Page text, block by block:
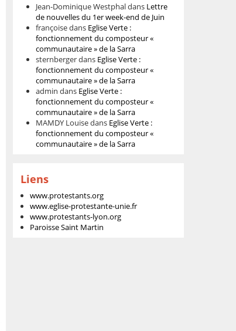
Jean-Dominique Westphaldans Lettre
de nouvelles du 1er week-end de Juin
françoisedans Eglise Verte :
fonctionnement du composteur «
communautaire » de la Sarra
sternbergerdans Eglise Verte :
fonctionnement du composteur «
communautaire » de la Sarra
admin dans Eglise Verte :
fonctionnement du composteur «
communautaire » de la Sarra
MAMDY Louisedans Eglise Verte :
fonctionnement du composteur «
communautaire » de la Sarra
Liens
www.protestants.org
www.eglise-protestante-unie.fr
www.protestants-lyon.org
Paroisse Saint Martin